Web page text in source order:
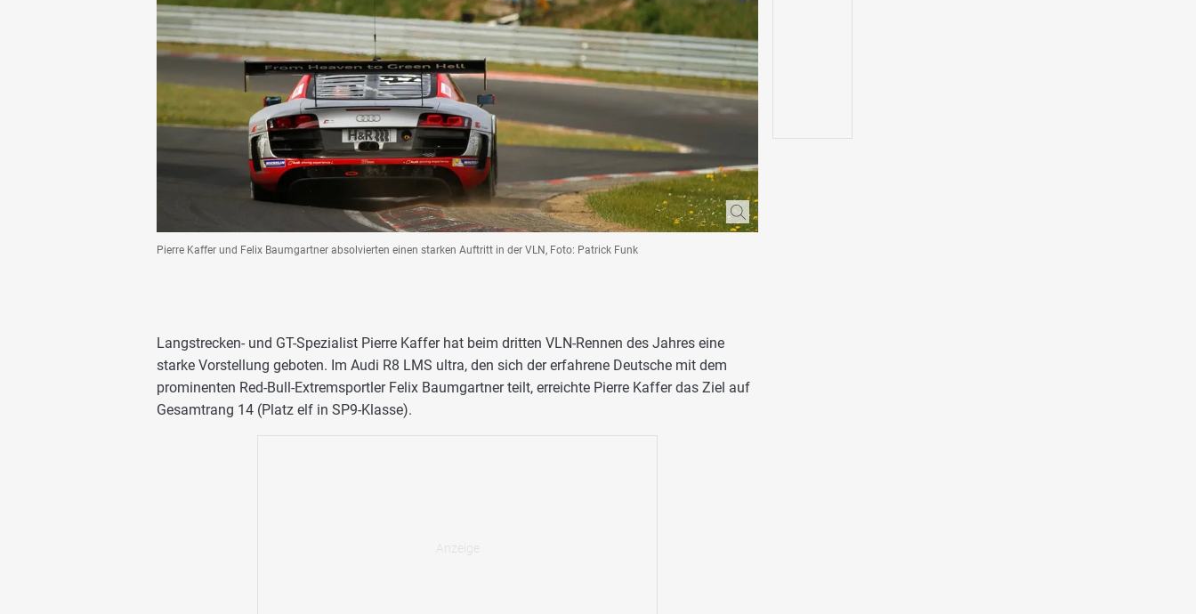
Pierre Kaffer und Felix Baumgartner absolvierten einen starken Auftritt in der VLN, Foto: Patrick Funk
Langstrecken- und GT-Spezialist Pierre Kaffer hat beim dritten VLN-Rennen des Jahres eine
starke Vorstellung geboten. Im Audi R8 LMS ultra, den sich der erfahrene Deutsche mit dem
prominenten Red-Bull-Extremsportler Felix Baumgartner teilt, erreichte Pierre Kaffer das Ziel auf
Gesamtrang 14 (Platz elf in SP9-Klasse).